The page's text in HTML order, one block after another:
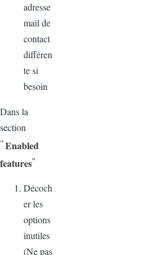
adresse
mail de
contact
différen
te si
besoin
Dansla
section
"Enabled
features"
Décoch
erles
options
inutiles
(Ne pas